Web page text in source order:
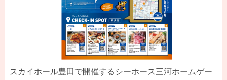
スカイホール豊田で開催するシーホース三河ホームゲー